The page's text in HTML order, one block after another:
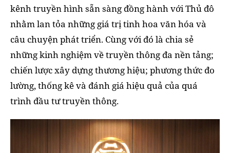
kênh truyền hình sẵn sàng đồng hành với Thủ đô
nhằm lan tỏa những giá trị tinh hoa văn hóa và
câu chuyện phát triển. Cùng với đó là chia sẻ
những kinh nghiệm về truyền thông đa nền tảng;
chiến lược xây dựng thương hiệu; phương thức đo
lường, thống kê và đánh giá hiệu quả của quá
trình đầu tư truyền thông.